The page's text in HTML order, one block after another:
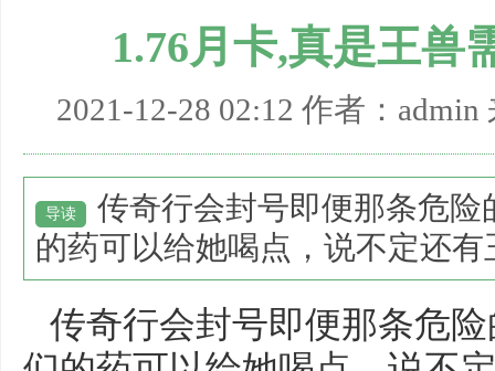
1.76月卡,真是王兽
2021-12-28 02:12 作者：admin
导读
传奇行会封号即便那条危
的药可以给她喝点，说不定还
传奇行会封号即便那条危